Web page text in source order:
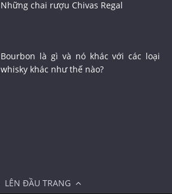
Những chai rượu Chivas Regal
Bourbon là gì và nó khác với các loại
whisky khác như thế nào?
LÊN ĐẦU TRANG